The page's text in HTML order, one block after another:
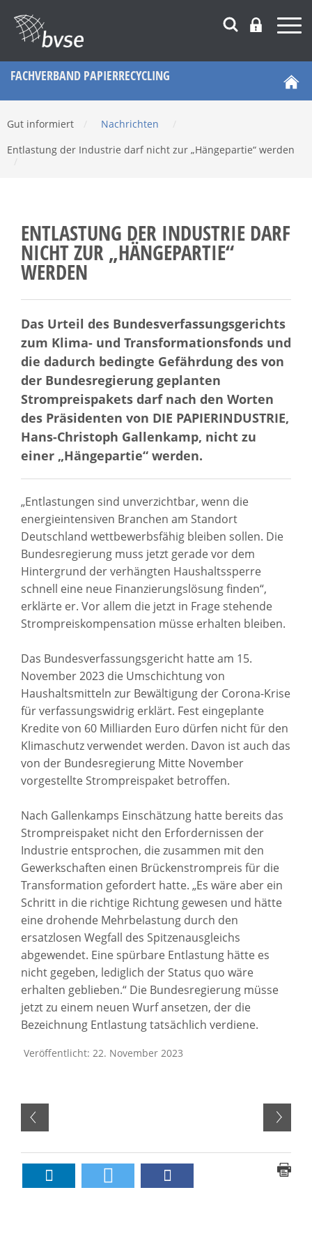
FACHVERBAND PAPIERRECYCLING
Gut informiert Nachrichten
Entlastung der Industrie darf nicht zur „Hängepartie“ werden
ENTLASTUNG DER INDUSTRIE DARF
NICHT ZUR „HÄNGEPARTIE“
WERDEN
Das Urteil des Bundesverfassungsgerichts
zum Klima- und Transformationsfonds und
die dadurch bedingte Gefährdung des von
der Bundesregierung geplanten
Strompreispakets darf nach den Worten
des Präsidenten von DIE PAPIERINDUSTRIE,
Hans-Christoph Gallenkamp, nicht zu
einer „Hängepartie“ werden.
„Entlastungen sind unverzichtbar, wenn die
energieintensiven Branchen am Standort
Deutschland wettbewerbsfähig bleiben sollen. Die
Bundesregierung muss jetzt gerade vor dem
Hintergrund der verhängten Haushaltssperre
schnell eine neue Finanzierungslösung finden“,
erklärte er. Vor allem die jetzt in Frage stehende
Strompreiskompensation müsse erhalten bleiben.
Das Bundesverfassungsgericht hatte am 15.
November 2023 die Umschichtung von
Haushaltsmitteln zur Bewältigung der Corona-Krise
für verfassungswidrig erklärt. Fest eingeplante
Kredite von 60 Milliarden Euro dürfen nicht für den
Klimaschutz verwendet werden. Davon ist auch das
von der Bundesregierung Mitte November
vorgestellte Strompreispaket betroffen.
Nach Gallenkamps Einschätzung hatte bereits das
Strompreispaket nicht den Erfordernissen der
Industrie entsprochen, die zusammen mit den
Gewerkschaften einen Brückenstrompreis für die
Transformation gefordert hatte. „Es wäre aber ein
Schritt in die richtige Richtung gewesen und hätte
eine drohende Mehrbelastung durch den
ersatzlosen Wegfall des Spitzenausgleichs
abgewendet. Eine spürbare Entlastung hätte es
nicht gegeben, lediglich der Status quo wäre
erhalten geblieben.“ Die Bundesregierung müsse
jetzt zu einem neuen Wurf ansetzen, der die
Bezeichnung Entlastung tatsächlich verdiene.
Veröffentlicht: 22. November 2023